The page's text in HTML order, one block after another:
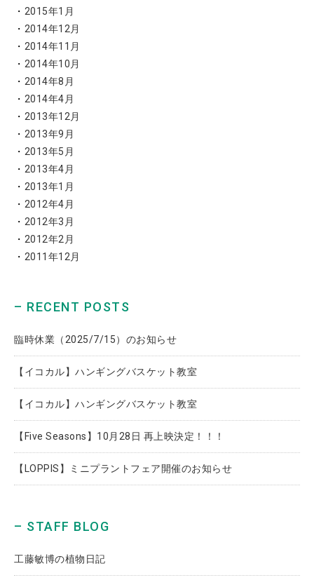
2015年1月
2014年12月
2014年11月
2014年10月
2014年8月
2014年4月
2013年12月
2013年9月
2013年5月
2013年4月
2013年1月
2012年4月
2012年3月
2012年2月
2011年12月
– RECENT POSTS
臨時休業（2025/7/15）のお知らせ
【イコカル】ハンギングバスケット教室
【イコカル】ハンギングバスケット教室
【Five Seasons】10月28日 再上映決定！！！
【LOPPIS】ミニプラントフェア開催のお知らせ
– STAFF BLOG
工藤敏博の植物日記